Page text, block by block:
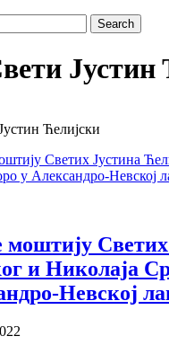
Јустин
Ћелијски
моштију
и Николаја
Невској